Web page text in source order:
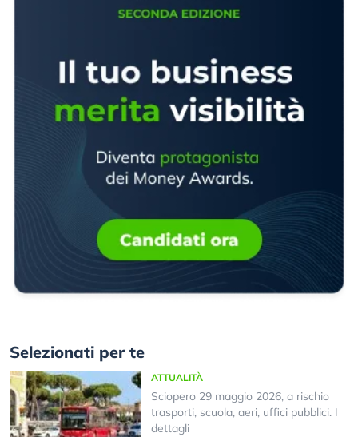
Selezionati per te
ATTUALITÀ
Sciopero 29 maggio 2026, a rischio
trasporti, scuola, aeri, uffici pubblici. I
dettagli